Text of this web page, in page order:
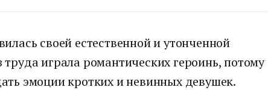
своей естественной и утонченной
играла романтических героинь, потому
эмоции кротких и невинных девушек.